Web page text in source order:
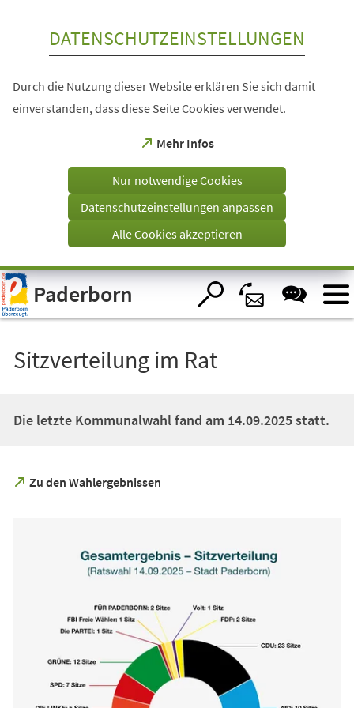
Visuelle
Assistenzsoftware
öffnen.
DATENSCHUTZEINSTELLUNGEN
Durch die Nutzung dieser Website erklären Sie sich damit
einverstanden, dass diese Seite Cookies verwendet.
Mehr Infos
(Öffnet
einem
Tab)
Nur notwendige Cookies
Datenschutzeinstellungen anpassen
Alle Cookies akzeptieren
Paderborn
Sitzverteilung im Rat
Die letzte Kommunalwahl fand am 14.09.2025 statt.
Zu den Wahlergebnissen
(Öffnet